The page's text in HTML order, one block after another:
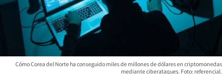
Cómo Corea del Norte ha conseguido miles de millones de dólares en criptomonedas
mediante ciberataques. Foto: referencial.